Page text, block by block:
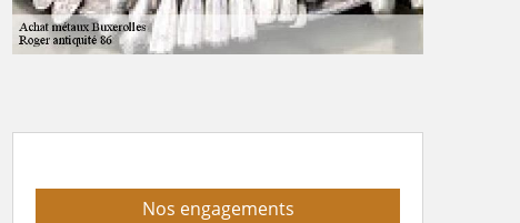
Nos engagements